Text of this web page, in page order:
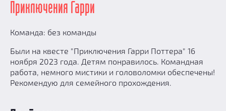
Приключения Гарри
Команда: без команды
Были на квесте "Приключения Гарри Поттера" 16
ноября 2023 года. Детям понравилось. Командная
работа, немного мистики и головоломки обеспечены!
Рекомендую для семейного прохождения.